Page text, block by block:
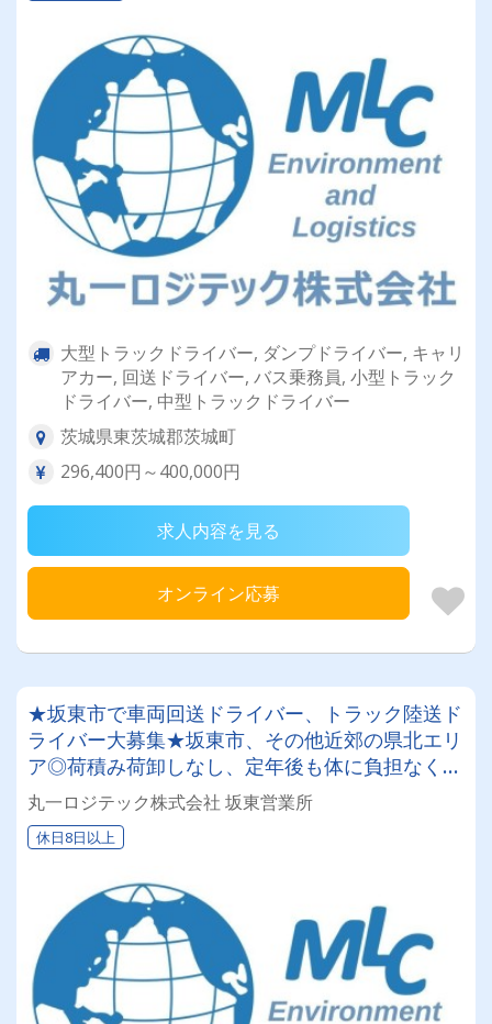
大型トラックドライバー, ダンプドライバー, キャリ
アカー, 回送ドライバー, バス乗務員, 小型トラック
ドライバー, 中型トラックドライバー
茨城県東茨城郡茨城町
296,400円～400,000円
求人内容を見る
オンライン応募
★坂東市で車両回送ドライバー、トラック陸送ド
ライバー大募集★坂東市、その他近郊の県北エリ
ア◎荷積み荷卸しなし、定年後も体に負担なく働
けるお仕事です◎日勤業務のみで土日祝日休みの
年間１２０日以上！プライベート充実♪
丸一ロジテック株式会社 坂東営業所
休日8日以上